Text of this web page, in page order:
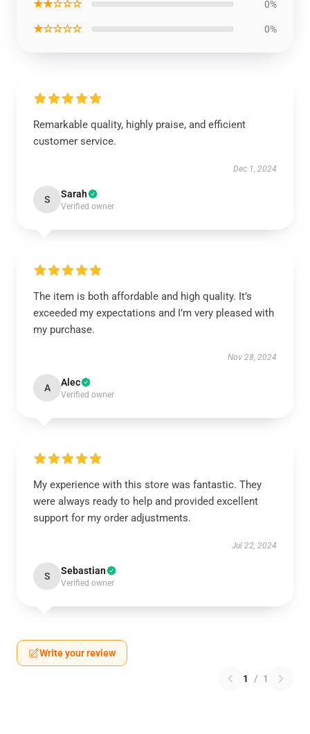
★★☆☆☆ 0%
★☆☆☆☆ 0%
Remarkable quality, highly praise, and efficient
customer service.
Dec 1, 2024
S Sarah
Verified owner
The item is both affordable and high quality. It’s
exceeded my expectations and I’m very pleased with
my purchase.
Nov 28, 2024
A Alec
Verified owner
My experience with this store was fantastic. They
were always ready to help and provided excellent
support for my order adjustments.
Jul 22, 2024
S Sebastian
Verified owner
Write your review
1 / 1